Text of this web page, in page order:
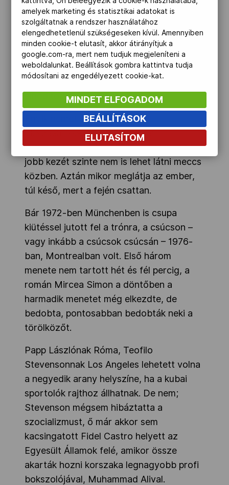
néha ugyan eleresztette, de nemigen
találta el tisztán.
A döntőt is pontozással nyerte Teofilo
Stevenson, és Papp László után ő lett a
második bokszoló, aki harmadszor is
elhódította az aranyérmet.
Egyik német áldozata, amikor
visszaemlékezett a kilátástalan
küzdelemre, elmesélte, hogy Stevenson
jobb kezét szinte nem is lehet látni meccs
közben. Aztán mikor meglátja az ember,
túl késő, mert a fején csattan.
Bár 1972-ben Münchenben is csupa
kiütéssel jutott fel a trónra, a csúcson –
vagy inkább a csúcsok csúcsán – 1976-
ban, Montrealban volt. Első három
menete nem tartott hét és fél percig, a
román Mircea Simon a döntőben a
harmadik menetet még elkezdte, de
bedobta, pontosabban bedobták neki a
törölközőt.
Papp Lászlónak Róma, Teofilo
Stevensonnak Los Angeles lehetett volna
a negyedik arany helyszíne, ha a kubai
sportolók rajthoz állhatnak. De nem;
Stevenson mégsem hibáztatta a
szocializmust, ő már akkor sem
kacsingatott Fidel Castro helyett az
Egyesült Államok felé, amikor össze
akarták hozni korszaka legnagyobb profi
bokszolójával, Muhammad Alival.
amelyek marketing és statisztikai adatokat is
szolgáltatnak a rendszer használatához
elengedhetetlenül szükségeseken kívül. Amennyiben
minden cookie-t elutasít, akkor átirányítjuk a
google.com-ra, mert nem tudjuk megjeleníteni a
weboldalunkat. Beállítások gombra kattintva tudja
módosítani az engedélyezett cookie-kat.
MINDET ELFOGADOM
BEÁLLÍTÁSOK
ELUTASÍTOM